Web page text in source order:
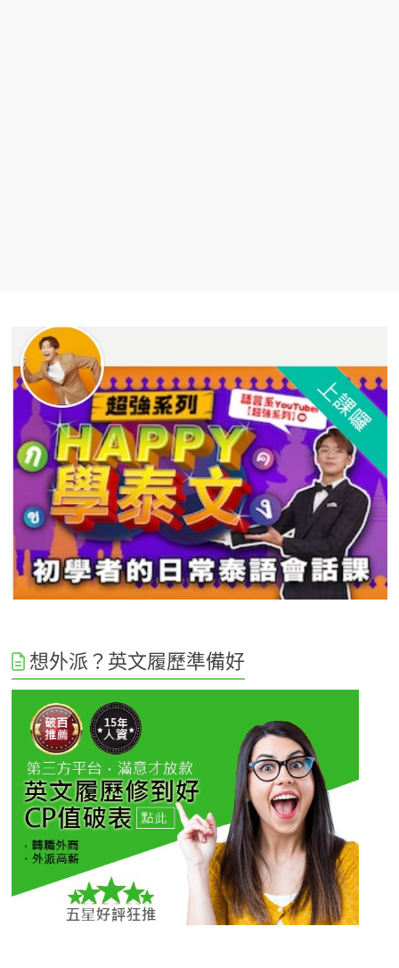
想外派？英文履歷準備好